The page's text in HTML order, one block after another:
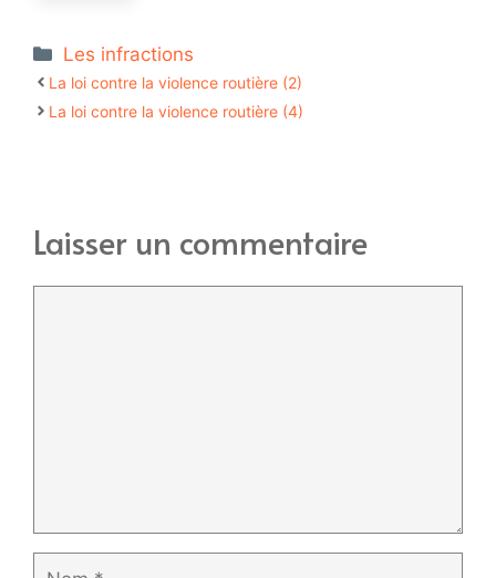
Catégories
Les infractions
La loi contre la violence routière (2)
La loi contre la violence routière (4)
Laisser un commentaire